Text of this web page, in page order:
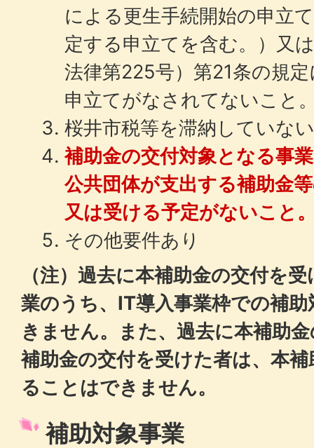
による更生手続開始の申立
定する申立てを含む。）又
法律第225号）第21条の規
申立てがなされてないこと
桜井市税等を滞納していな
補助金の交付対象となる事
公共団体が支出する補助金
又は受ける予定がないこと
その他要件あり
（注）過去に本補助金の交付を
業のうち、IT導入事業枠での補
きません。また、過去に本補助
補助金の交付を受けた者は、本
ることはできません。
補助対象事業